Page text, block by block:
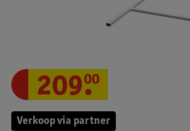
Verkoop via partner
209.
00